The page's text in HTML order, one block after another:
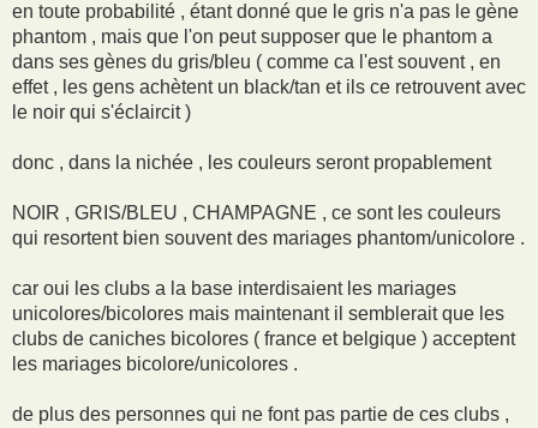
en toute probabilité , étant donné que le gris n'a pas le gène
phantom , mais que l'on peut supposer que le phantom a
dans ses gènes du gris/bleu ( comme ca l'est souvent , en
effet , les gens achètent un black/tan et ils ce retrouvent avec
le noir qui s'éclaircit )
donc , dans la nichée , les couleurs seront propablement
NOIR , GRIS/BLEU , CHAMPAGNE , ce sont les couleurs
qui resortent bien souvent des mariages phantom/unicolore .
car oui les clubs a la base interdisaient les mariages
unicolores/bicolores mais maintenant il semblerait que les
clubs de caniches bicolores ( france et belgique ) acceptent
les mariages bicolore/unicolores .
de plus des personnes qui ne font pas partie de ces clubs ,